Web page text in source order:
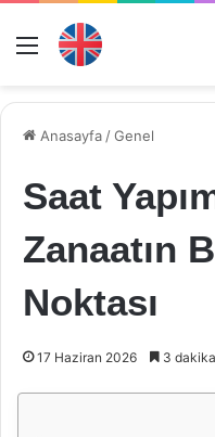
Menü
Anasayfa /Genel
Saat
Zanaatın
Noktası
17 Haziran 2026 3